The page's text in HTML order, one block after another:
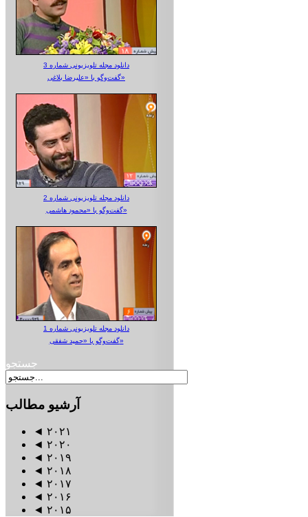
دانلود مجله تلویزیونی شماره 3
گفت‌وگو با «علیرضا بلاغی»
دانلود مجله تلویزیونی شماره 2
گفت‌وگو با «محمود هاشمی»
دانلود مجله تلویزیونی شماره 1
گفت‌وگو با «حمید شفقی»
جستجو
آرشیو مطالب
◄ ۲۰۲۱
◄ ۲۰۲۰
◄ ۲۰۱۹
◄ ۲۰۱۸
◄ ۲۰۱۷
◄ ۲۰۱۶
◄ ۲۰۱۵